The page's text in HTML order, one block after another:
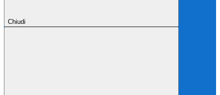
Chiudi